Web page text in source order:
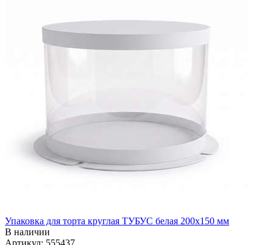
Упаковка для торта круглая ТУБУС белая 200х150 мм
В наличии
Артикул: 555437